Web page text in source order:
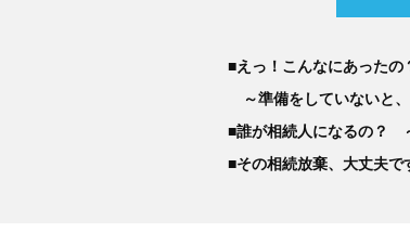
■えっ！こんなにあったの
～準備をしていないと
■誰が相続人になるの？
■その相続放棄、大丈夫で